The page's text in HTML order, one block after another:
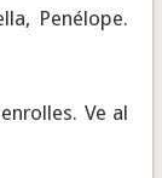
Penélope.
Ve al